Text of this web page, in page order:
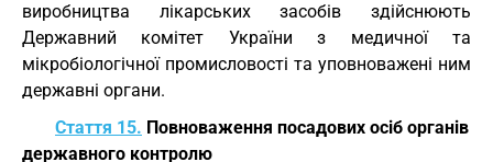
виробництва лікарських засобів здійснюють
Державний комітет України з медичної та
мікробіологічної промисловості та уповноважені ним
державні органи.
Стаття 15. Повноваження посадових осіб органів
державного контролю